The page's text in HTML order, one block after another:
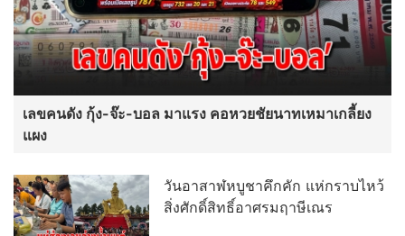
สิ่งศักดิ์สิทธิ์อาศรมฤาษีเณร
ศรัทธาล้นอาศรมฤาษีเณร!
ประชาชนแห่ร่วมสวดมหาภาณยักษ์
อ่านต่อทั้งหมด